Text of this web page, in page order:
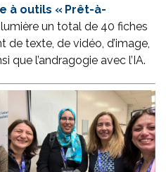
à outils « Prêt-à-
un total de 40 fiches
texte, de vidéo, d’image,
que l’andragogie avec l’IA.